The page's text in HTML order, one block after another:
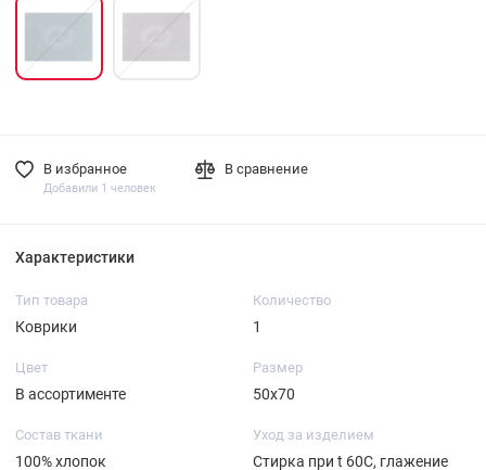
В избранное
Добавили 1 человек
В сравнение
Характеристики
Тип товара
Коврики
Количество
1
Цвет
В ассортименте
Размер
50х70
Состав ткани
100% хлопок
Уход за изделием
Стирка при t 60С, глажение